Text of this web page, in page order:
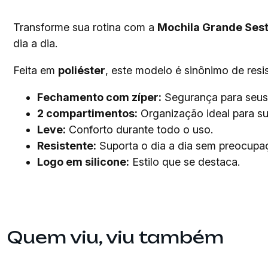
Transforme sua rotina com a Mochila Grande
dia a dia.
Feita em poliéster, este modelo é sinônimo de
Fechamento com zíper: Segurança para
2 compartimentos: Organização ideal para
Leve: Conforto durante todo o uso.
Resistente: Suporta o dia a dia sem
Logo em silicone: Estilo que se destaca.
Quem viu, viu também